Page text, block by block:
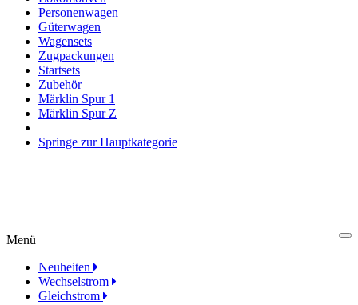
Personenwagen
Güterwagen
Wagensets
Zugpackungen
Startsets
Zubehör
Märklin Spur 1
Märklin Spur Z
Springe zur Hauptkategorie
Menü
Neuheiten
Wechselstrom
Gleichstrom